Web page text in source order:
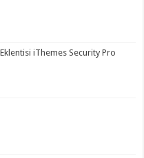
iThemes Security Pro